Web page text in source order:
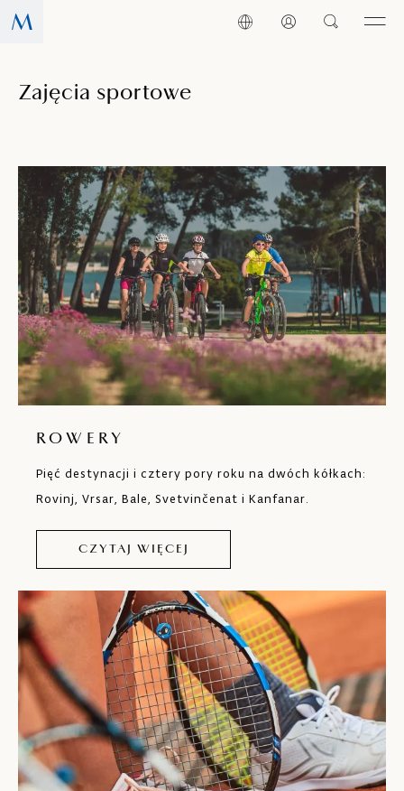
Zajęcia sportowe
ROWERY
Pięć destynacji i cztery pory roku na dwóch kółkach:
Rovinj, Vrsar, Bale, Svetvinčenat i Kanfanar.
CZYTAJ WIĘCEJ